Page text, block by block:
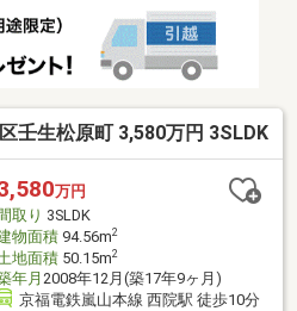
可能
壬生松原町 3,580万円 3SLDK
万円
取り 3SLDK
物面積94.56m2
地面積50.15m2
年月 2008年12月(築17年9ヶ月)
京福電鉄嵐山本線 西院駅 徒歩10分